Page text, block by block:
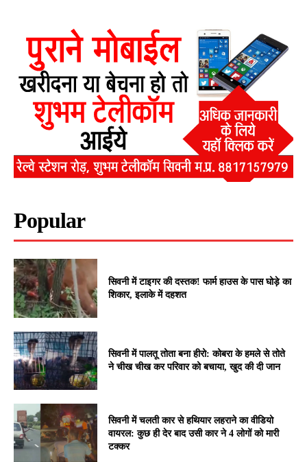
Popular
सिवनी में टाइगर की दस्तक! फार्म हाउस के पास घोड़े का
शिकार, इलाके में दहशत
सिवनी में पालतू तोता बना हीरो: कोबरा के हमले से तोते
ने चीख चीख कर परिवार को बचाया, खुद की दी जान
सिवनी में चलती कार से हथियार लहराने का वीडियो
वायरल: कुछ ही देर बाद उसी कार ने 4 लोगों को मारी
टक्कर